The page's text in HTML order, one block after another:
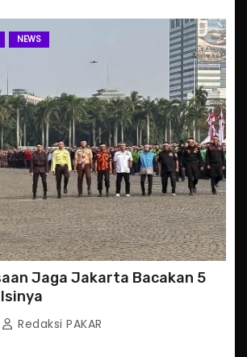
NEWS
Jaga Jakarta Bacakan 5
Redaksi PAKAR